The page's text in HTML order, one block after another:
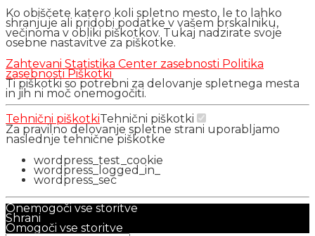
Ko obiščete katero koli spletno mesto, le to lahko
shranjuje ali pridobi podatke v vašem brskalniku,
večinoma v obliki piškotkov. Tukaj nadzirate svoje
osebne nastavitve za piškotke.
Zahtevani Statistika Center zasebnosti Politika
zasebnosti Piškotki
Ti piškotki so potrebni za delovanje spletnega mesta
in jih ni moč onemogočiti.
Tehnični piškotkiTehnični piškotki
Za pravilno delovanje spletne strani uporabljamo
naslednje tehnične piškotke
wordpress_test_cookie
wordpress_logged_in_
wordpress_sec
Onemogoči vse storitve
Shrani
Omogoči vse storitve